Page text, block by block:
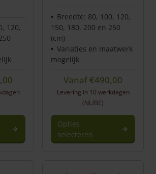
120,
Breedte: 80, 100, 120,
150, 180, 200 en 250
(cm)
Variaties en maatwerk
mogelijk
Vanaf€490,00
Levering in 10 werkdagen
(NL/BE)
Opties
selecteren